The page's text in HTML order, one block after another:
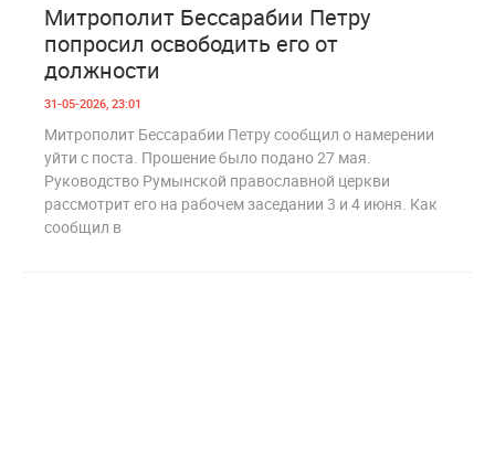
Митрополит Бессарабии Петру
попросил освободить его от
должности
31-05-2026, 23:01
Митрополит Бессарабии Петру сообщил о намерении
уйти с поста. Прошение было подано 27 мая.
Руководство Румынской православной церкви
рассмотрит его на рабочем заседании 3 и 4 июня. Как
сообщил в